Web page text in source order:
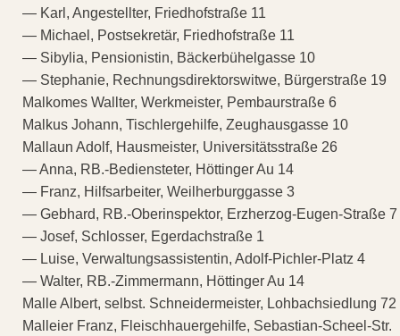
— Karl, Angestellter, Friedhofstraße 11
— Michael, Postsekretär, Friedhofstraße 11
— Sibylia, Pensionistin, Bäckerbühelgasse 10
— Stephanie, Rechnungsdirektorswitwe, Bürgerstraße 19
Malkomes Wallter, Werkmeister, Pembaurstraße 6
Malkus Johann, Tischlergehilfe, Zeughausgasse 10
Mallaun Adolf, Hausmeister, Universitätsstraße 26
— Anna, RB.-Bediensteter, Höttinger Au 14
— Franz, Hilfsarbeiter, Weilherburggasse 3
— Gebhard, RB.-Oberinspektor, Erzherzog-Eugen-Straße 7
— Josef, Schlosser, Egerdachstraße 1
— Luise, Verwaltungsassistentin, Adolf-Pichler-Platz 4
— Walter, RB.-Zimmermann, Höttinger Au 14
Malle Albert, selbst. Schneidermeister, Lohbachsiedlung 72
Malleier Franz, Fleischhauergehilfe, Sebastian-Scheel-Str.